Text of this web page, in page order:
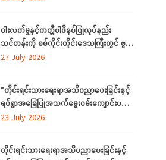
ဝါးလက်မှုနှင့်ကတ္တီပါဖိနပ်ပြုလုပ်နည်း
သင်တန်းကို စစ်ကိုင်းတိုင်းဒေသကြီးတွင် ဖွင့်
လှစ်
27 July 2026
“တိုင်းရင်းသားရေးရာအသိပညာပေးခြင်းနှင့်
ရပ်ရွာအခြေပြုအသက်မွေးဝမ်းကျောင်းပညာ
လိုအပ်ချက်တို့ကို ဆန်းစစ်စီမံခြင်း
ကျင်းပပြုလုပ်
23 July 2026
တိုင်းရင်းသားရေးရာအသိပညာပေးခြင်းနှင့်